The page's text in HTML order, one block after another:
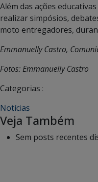
Além das ações
realizar simpósios,
moto entregadores,
Emmanuelly Castro,
Fotos: Emmanuelly Castro
Categorias :
Notícias
Veja Também
Sem posts recentes